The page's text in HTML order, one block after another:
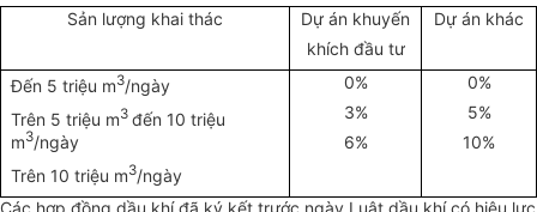
Sản lượng khai thác
Dự án khuyến
khích đầu tư
Dự án khác
Đến 5 triệu m3/ngày
Trên 5 triệu m3 đến 10 triệu
m3/ngày
Trên 10 triệu m3/ngày
0%
3%
6%
0%
5%
10%
Các hợp đồng dầu khí đã ký kết trước ngày Luật dầu khí có hiệu lực